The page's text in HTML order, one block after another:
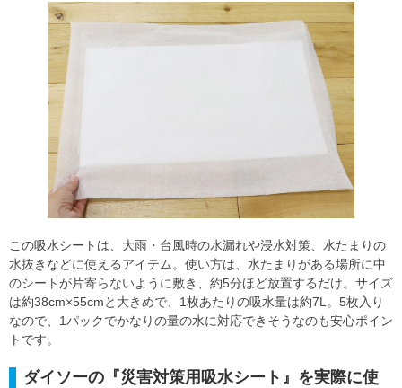
この吸水シートは、大雨・台風時の水漏れや浸水対策、水たまりの
水抜きなどに使えるアイテム。使い方は、水たまりがある場所に中
のシートが片寄らないように敷き、約5分ほど放置するだけ。サイズ
は約38cm×55cmと大きめで、1枚あたりの吸水量は約7L。5枚入り
なので、1パックでかなりの量の水に対応できそうなのも安心ポイン
トです。
ダイソーの『災害対策用吸水シート』を実際に使